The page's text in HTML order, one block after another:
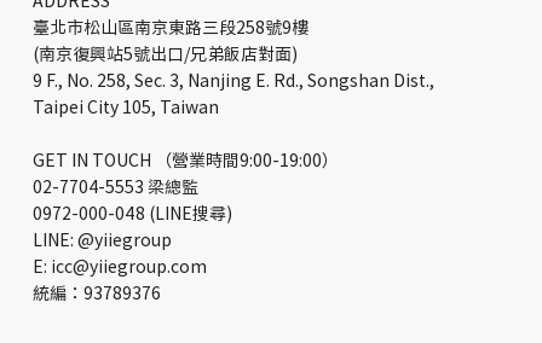
臺北市松山區南京東路三段258號9樓
(南京復興站5號出口/兄弟飯店對面)
9 F., No. 258, Sec. 3, Nanjing E. Rd., Songshan Dist.,
Taipei City 105, Taiwan
GET IN TOUCH （營業時間9:00-19:00）
02-7704-5553 梁總監
0972-000-048 (LINE搜尋)
LINE: @yiiegroup
E: icc@yiiegroup.com
​統編：93789376